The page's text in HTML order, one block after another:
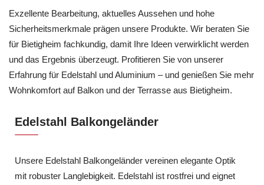
Exzellente Bearbeitung, aktuelles Aussehen und hohe
Sicherheitsmerkmale prägen unsere Produkte. Wir beraten Sie
für Bietigheim fachkundig, damit Ihre Ideen verwirklicht werden
und das Ergebnis überzeugt. Profitieren Sie von unserer
Erfahrung für Edelstahl und Aluminium – und genießen Sie mehr
Wohnkomfort auf Balkon und der Terrasse aus Bietigheim.
Edelstahl Balkongeländer
Unsere Edelstahl Balkongeländer vereinen elegante Optik
mit robuster Langlebigkeit. Edelstahl ist rostfrei und eignet